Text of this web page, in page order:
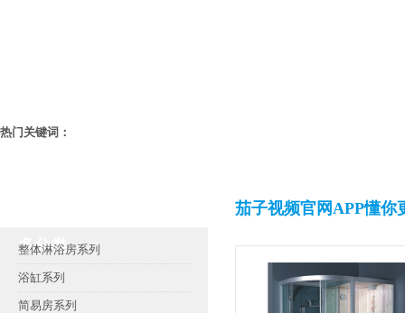
热门关键词：
茄子视频官网APP懂你
多分类
整体淋浴房系列
浴缸系列
简易房系列